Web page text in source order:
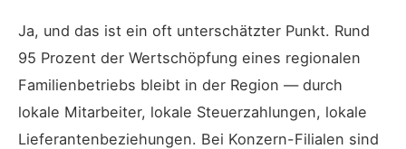
Ja, und das ist ein oft unterschätzter Punkt. Rund
95 Prozent der Wertschöpfung eines regionalen
Familienbetriebs bleibt in der Region — durch
lokale Mitarbeiter, lokale Steuerzahlungen, lokale
Lieferantenbeziehungen. Bei Konzern-Filialen sind